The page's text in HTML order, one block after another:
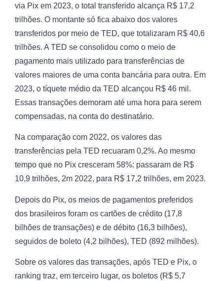
via Pix em 2023, o total transferido alcança R$ 17,2
trilhões. O montante só fica abaixo dos valores
transferidos por meio de TED, que totalizaram R$ 40,6
trilhões. A TED se consolidou como o meio de
pagamento mais utilizado para transferências de
valores maiores de uma conta bancária para outra. Em
2023, o tíquete médio da TED alcançou R$ 46 mil.
Essas transações demoram até uma hora para serem
compensadas, na conta do destinatário.
Na comparação com 2022, os valores das
transferências pela TED recuaram 0,2%. Ao mesmo
tempo que no Pix cresceram 58%: passaram de R$
10,9 trilhões, 2m 2022, para R$ 17,2 trilhões, em 2023.
Depois do Pix, os meios de pagamentos preferidos
dos brasileiros foram os cartões de crédito (17,8
bilhões de transações) e de débito (16,3 bilhões),
seguidos de boleto (4,2 bilhões), TED (892 milhões).
Sobre os valores das transações, após TED e Pix, o
ranking traz, em terceiro lugar, os boletos (R$ 5,7